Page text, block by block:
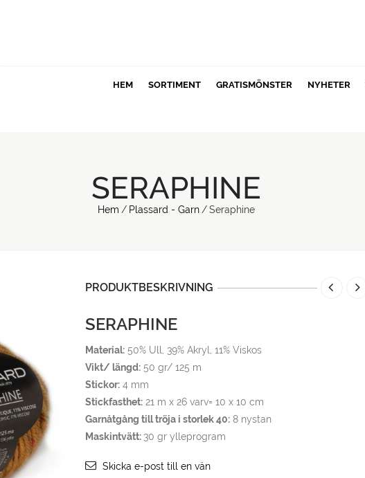
HEM SORTIMENT GRATISMÖNSTER NYHETER
SERAPHINE
Hem / Plassard - Garn / Seraphine
PRODUKTBESKRIVNING
SERAPHINE
Material:50% Ull, 39% Akryl, 11% Viskos
Vikt/ längd:50 gr/ 125 m
Stickor:4 mm
Stickfasthet:21 m x 26 varv= 10 x 10 cm
Garnåtgång till tröja i storlek 40:8 nystan
Maskintvätt: 30 gr ylleprogram
Skicka e-post till en vän